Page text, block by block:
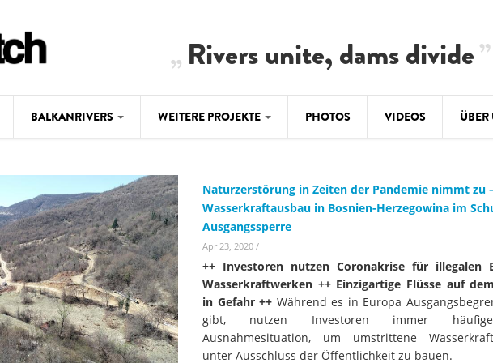
Rivers unite, dams divide
BALKANRIVERS
Karte
Studien
Fotos
Videos
Aktuell
BALKANRIVERS
Una Science Week:
BiH:
warnt
2.500
WEITERE PROJEKTE
ILISU
WEG DAMMIT
Konzeptpapier
Meldebogen
Karte
#PROTECTWATER
PHOTOS VIDEOS ÜBER
TEAM
Naturzerstörung in Zeiten der Pandemie nimmt zu
Wasserkraftausbau in Bosnien-Herzegowina im
Ausgangssperre
Apr 23, 2020 /
++ Investoren nutzen Coronakrise für illegalen
Wasserkraftwerken ++ Einzigartige Flüsse auf
in Gefahr ++ Während es in Europa
gibt, nutzen Investoren immer
Ausnahmesituation, um umstrittene
unter Ausschluss der Öffentlichkeit zu bauen.